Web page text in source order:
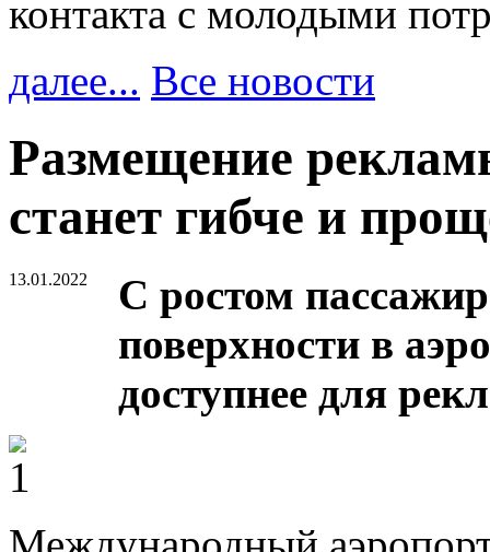
контакта с молодыми
далее... Все новости
Размещение
станет гибче и
13.01.2022
С ростом
поверхности в
доступнее для